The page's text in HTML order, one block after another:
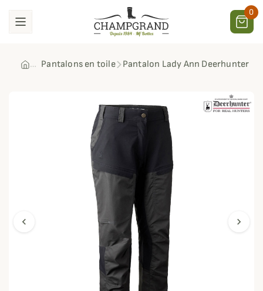
0
Pantalons en toile Pantalon Lady Ann Deerhunter
chevron_left chevron_right